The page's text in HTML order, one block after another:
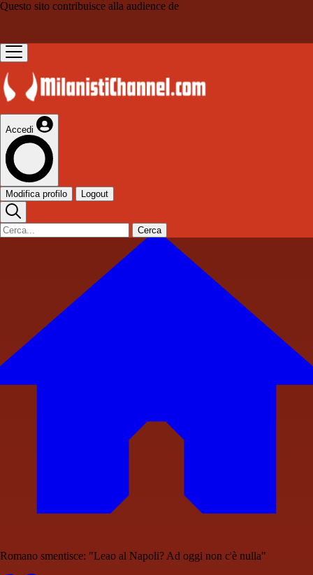
Questo sito contribuisce alla audience de
Accedi
Modifica profilo Logout
Cerca
Romano smentisce: "Leao al Napoli? Ad oggi non c'è nulla"